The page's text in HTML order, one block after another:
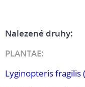
Nalezené druhy:
PLANTAE:
Lyginopteris fragilis